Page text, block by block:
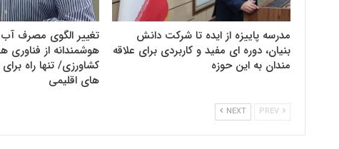
مدرسه پاییزه از ایده تا شرکت دانش
بنیان، دوره ای مفید و کاربردی برای علاقه
مندان به این حوزه
تغییر الگوی مصرف آب
هوشمندانه از
کشاورزی/ تنها راه
های اقلیمی
NEXT